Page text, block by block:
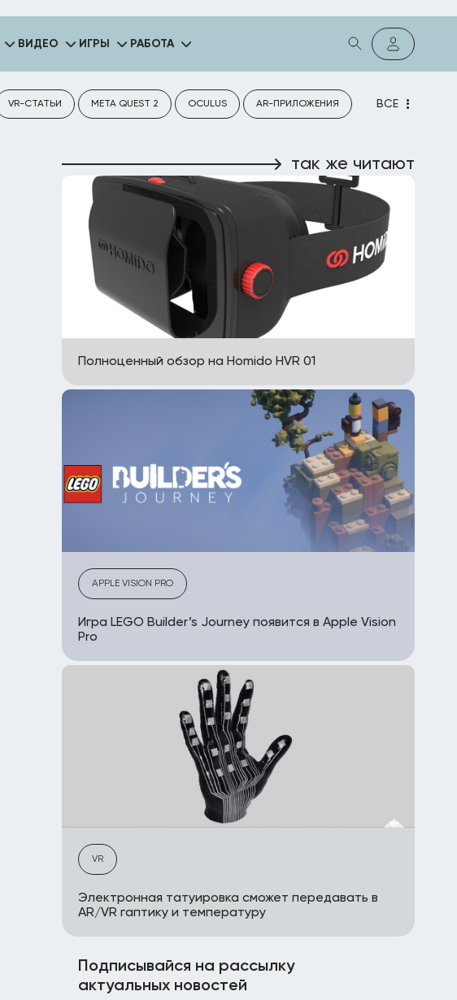
ВИДЕО ИГРЫ РАБОТА
VR-СТАТЬИ META QUEST 2 OCULUS AR-ПРИЛОЖЕНИЯ ВСЕ
так же читают
Полноценный обзор на Homido HVR 01
APPLE VISION PRO
Игра LEGO Builder’s Journey появится в Apple Vision
Pro
VR
Электронная татуировка сможет передавать в
AR/VR гаптику и температуру
Подписывайся на рассылку
актуальных новостей